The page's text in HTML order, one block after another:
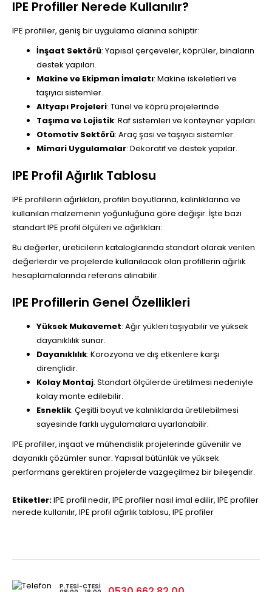
IPE Profiller Nerede Kullanılır?
IPE profiller, geniş bir uygulama alanına sahiptir:
İnşaat Sektörü: Yapısal çerçeveler, köprüler, binaların
destek yapıları.
Makine ve Ekipman İmalatı: Makine iskeletleri ve
taşıyıcı sistemler.
Altyapı Projeleri: Tünel ve köprü projelerinde.
Taşıma ve Lojistik: Raf sistemleri ve konteyner yapıları.
Otomotiv Sektörü: Araç şasi ve taşıyıcı sistemler.
Mimari Uygulamalar: Dekoratif ve destek yapılar.
IPE Profil Ağırlık Tablosu
IPE profillerin ağırlıkları, profilin boyutlarına, kalınlıklarına ve
kullanılan malzemenin yoğunluğuna göre değişir. İşte bazı
standart IPE profil ölçüleri ve ağırlıkları:
Bu değerler, üreticilerin kataloglarında standart olarak verilen
değerlerdir ve projelerde kullanılacak olan profillerin ağırlık
hesaplamalarında referans alınabilir.
IPE Profillerin Genel Özellikleri
Yüksek Mukavemet: Ağır yükleri taşıyabilir ve yüksek
dayanıklılık sunar.
Dayanıklılık: Korozyona ve dış etkenlere karşı
dirençlidir.
Kolay Montaj: Standart ölçülerde üretilmesi nedeniyle
kolay monte edilebilir.
Esneklik: Çeşitli boyut ve kalınlıklarda üretilebilmesi
sayesinde farklı uygulamalara uyarlanabilir.
IPE profiller, inşaat ve mühendislik projelerinde güvenilir ve
dayanıklı çözümler sunar. Yapısal bütünlük ve yüksek
performans gerektiren projelerde vazgeçilmez bir bileşendir.
Etiketler:IPE profil nedir, IPE profiler nasıl imal edilir, IPE profiler
nerede kullanılır, IPE profil ağırlık tablosu, IPE profiler
P.TESI-CTESI